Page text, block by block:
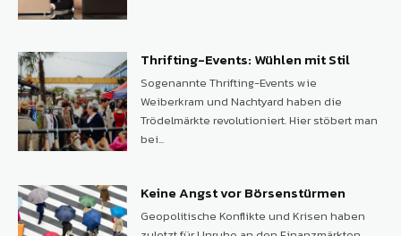
Thrifting-Events: Wühlen mit Stil
Sogenannte Thrifting-Events wie
Weiberkram und Nachtyard haben die
Trödelmärkte revolutioniert. Hier stöbert man
bei...
Keine Angst vor Börsenstürmen
Geopolitische Konflikte und Krisen haben